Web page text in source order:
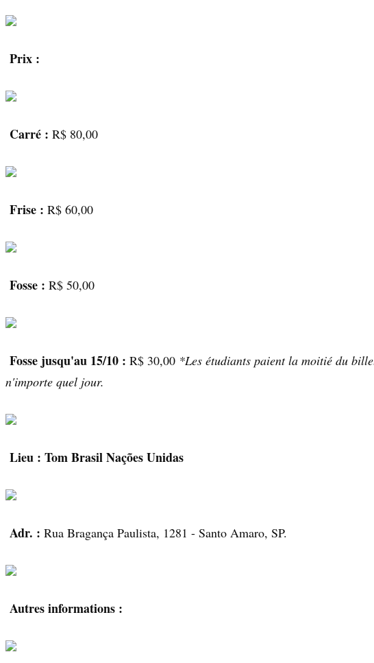
Prix :
Carré : R$ 80,00
Frise : R$ 60,00
Fosse : R$ 50,00
Fosse jusqu'au 15/10 : R$ 30,00 *Les étudiants paient la moitié du
n'importe quel jour.
Lieu : Tom Brasil Nações Unidas
Adr. : Rua Bragança Paulista, 1281 - Santo Amaro, SP.
Autres informations :